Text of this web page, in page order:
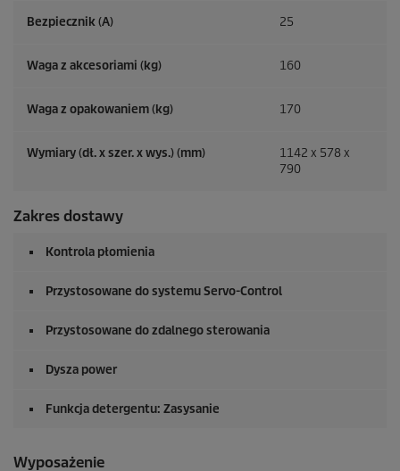
Bezpiecznik (A) 25
Waga z akcesoriami (kg) 160
Waga z opakowaniem (kg) 170
Wymiary (dł. x szer. x wys.) (mm)
1142 x 578 x
790
Zakres dostawy
Kontrola płomienia
Przystosowane do systemu Servo-Control
Przystosowane do zdalnego sterowania
Dysza power
Funkcja detergentu: Zasysanie
Wyposażenie